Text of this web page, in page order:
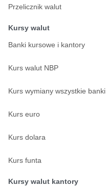
Przelicznik walut
Kursy walut
Banki kursowe i kantory
Kurs walut NBP
Kurs wymiany wszystkie banki
Kurs euro
Kurs dolara
Kurs funta
Kursy walut kantory